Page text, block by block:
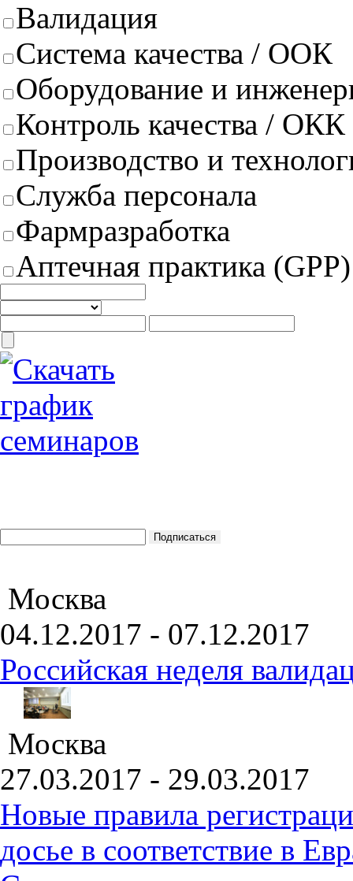
Валидация
Система качества / ООК
Оборудование и
Контроль качества / ОКК
Производство и
Служба персонала
Фармразработка
Аптечная практика (GPP)
Москва
04.12.2017 - 07.12.2017
Российская неделя
Москва
27.03.2017 - 29.03.2017
Новые правила
досье в соответствие в